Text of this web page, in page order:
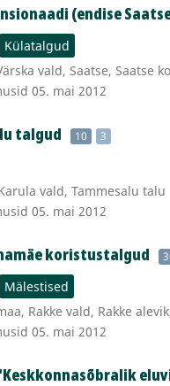
(endise
Külatalgud
vald, Saatse, Saatse
05. mai 2012
talgud 10 3
vald, Tammesalu talu
05. mai 2012
koristustalgud
Mälestised
Rakke vald, Rakke
05. mai 2012